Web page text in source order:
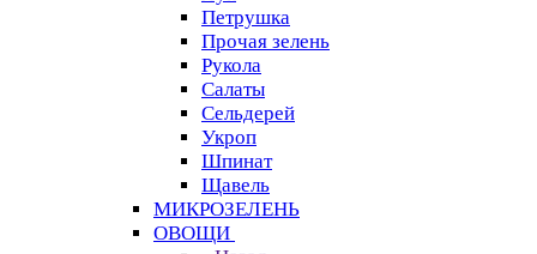
Петрушка
Прочая зелень
Рукола
Салаты
Сельдерей
Укроп
Шпинат
Щавель
МИКРОЗЕЛЕНЬ
ОВОЩИ